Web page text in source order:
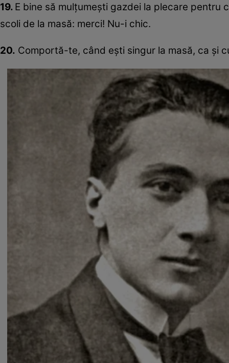
19. E bine să mulţumeşti gazdei la plecare
scoli de la masă: merci! Nu-i chic.
20. Comportă-te, când eşti singur la masă, ca şi